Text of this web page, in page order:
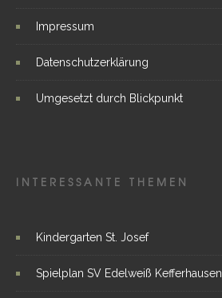
Impressum
Datenschutzerklärung
Umgesetzt durch Blickpunkt
INTERESSANTE THEMEN
Kindergarten St. Josef
Spielplan SV Edelweiß Kefferhausen